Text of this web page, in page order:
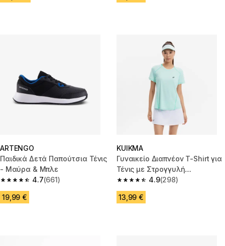
ARTENGO
Παιδικά Δετά Παπούτσια Τένις
- Μαύρα & Μπλε
4.7
4.7 out of 5 stars from 661 reviews
(661)
19,99 €
KUIKMA
Γυναικείο Διαπνέον T-Shirt για
Τένις με Στρογγυλή
Λαιμόκοψη Dry - Πράσινο
4.9
4.9 out of 5 stars from 298
(298)
13,99 €